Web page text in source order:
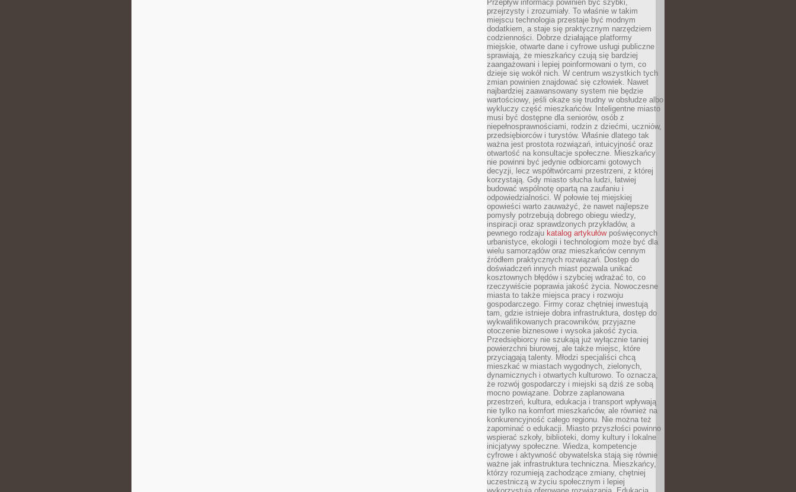
Przepływ informacji powinien być szybki,
przejrzysty i zrozumiały. To właśnie w takim
miejscu technologia przestaje być modnym
dodatkiem, a staje się praktycznym narzędziem
codzienności. Dobrze działające platformy
miejskie, otwarte dane i cyfrowe usługi publiczne
sprawiają, że mieszkańcy czują się bardziej
zaangażowani i lepiej poinformowani o tym, co
dzieje się wokół nich. W centrum wszystkich tych
zmian powinien znajdować się człowiek. Nawet
najbardziej zaawansowany system nie będzie
wartościowy, jeśli okaże się trudny w obsłudze albo
wykluczy część mieszkańców. Inteligentne miasto
musi być dostępne dla seniorów, osób z
niepełnosprawnościami, rodzin z dziećmi, uczniów,
przedsiębiorców i turystów. Właśnie dlatego tak
ważna jest prostota rozwiązań, intuicyjność oraz
otwartość na konsultacje społeczne. Mieszkańcy
nie powinni być jedynie odbiorcami gotowych
decyzji, lecz współtwórcami przestrzeni, z której
korzystają. Gdy miasto słucha ludzi, łatwiej
budować wspólnotę opartą na zaufaniu i
odpowiedzialności. W połowie tej miejskiej
opowieści warto zauważyć, że nawet najlepsze
pomysły potrzebują dobrego obiegu wiedzy,
inspiracji oraz sprawdzonych przykładów, a
pewnego rodzaju katalog artykułówpoświęconych
urbanistyce, ekologii i technologiom może być dla
wielu samorządów oraz mieszkańców cennym
źródłem praktycznych rozwiązań. Dostęp do
doświadczeń innych miast pozwala unikać
kosztownych błędów i szybciej wdrażać to, co
rzeczywiście poprawia jakość życia. Nowoczesne
miasta to także miejsca pracy i rozwoju
gospodarczego. Firmy coraz chętniej inwestują
tam, gdzie istnieje dobra infrastruktura, dostęp do
wykwalifikowanych pracowników, przyjazne
otoczenie biznesowe i wysoka jakość życia.
Przedsiębiorcy nie szukają już wyłącznie taniej
powierzchni biurowej, ale także miejsc, które
przyciągają talenty. Młodzi specjaliści chcą
mieszkać w miastach wygodnych, zielonych,
dynamicznych i otwartych kulturowo. To oznacza,
że rozwój gospodarczy i miejski są dziś ze sobą
mocno powiązane. Dobrze zaplanowana
przestrzeń, kultura, edukacja i transport wpływają
nie tylko na komfort mieszkańców, ale również na
konkurencyjność całego regionu. Nie można też
zapominać o edukacji. Miasto przyszłości powinno
wspierać szkoły, biblioteki, domy kultury i lokalne
inicjatywy społeczne. Wiedza, kompetencje
cyfrowe i aktywność obywatelska stają się równie
ważne jak infrastruktura techniczna. Mieszkańcy,
którzy rozumieją zachodzące zmiany, chętniej
uczestniczą w życiu społecznym i lepiej